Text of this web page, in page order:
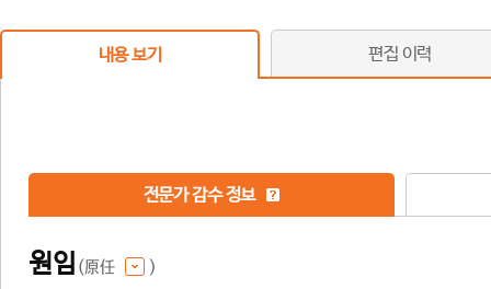
내용 보기 편집 이력
전문가 감수 정보
원임 (原任 )